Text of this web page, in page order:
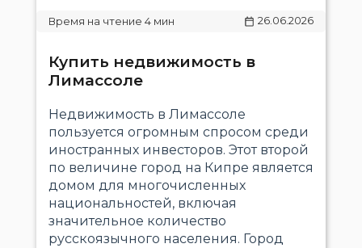
26.06.2026
Купить недвижимость в
Лимассоле
Недвижимость в Лимассоле
пользуется огромным спросом среди
иностранных инвесторов. Этот второй
по величине город на Кипре является
домом для многочисленных
национальностей, включая
значительное количество
русскоязычного населения. Город